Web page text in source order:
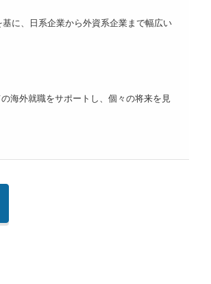
に、日系企業から外資系企業まで幅広い
海外就職をサポートし、個々の将来を見